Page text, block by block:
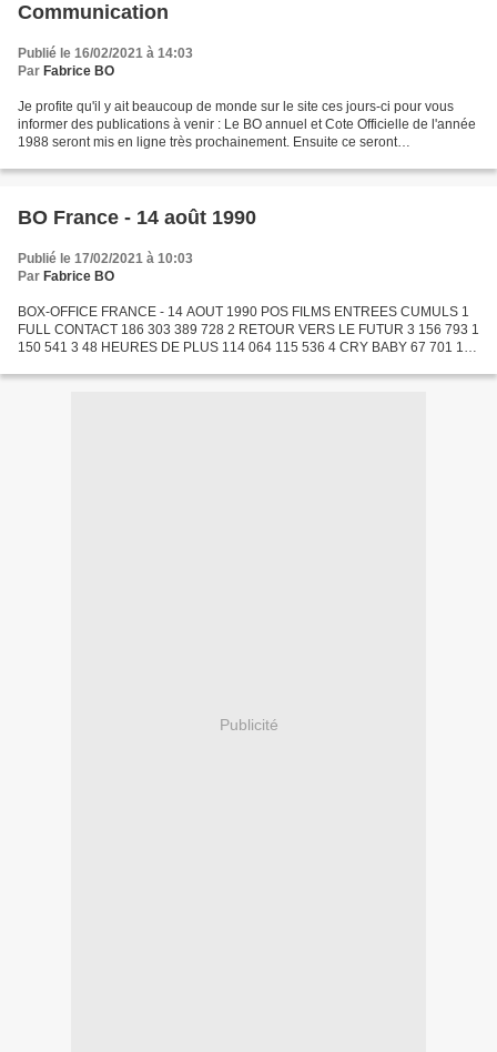
Communication
Publié le 16/02/2021 à 14:03
Par Fabrice BO
Je profite qu'il y ait beaucoup de monde sur le site ces jours-ci pour vous
informer des publications à venir : Le BO annuel et Cote Officielle de l'année
1988 seront mis en ligne très prochainement. Ensuite ce seront
BO France - 14 août 1990
Publié le 17/02/2021 à 10:03
Par Fabrice BO
BOX-OFFICE FRANCE - 14 AOUT 1990 POS FILMS ENTREES CUMULS 1
FULL CONTACT 186 303 389 728 2 RETOUR VERS LE FUTUR 3 156 793 1
150 541 3 48 HEURES DE PLUS 114 064 115 536 4 CRY BABY 67 701 132
Publicité